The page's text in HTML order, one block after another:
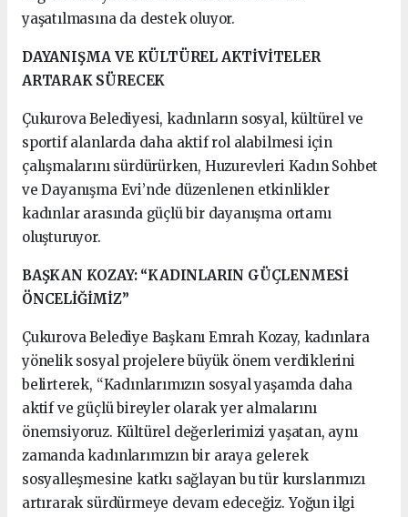
yaşatılmasına da destek oluyor.
DAYANIŞMA VE KÜLTÜREL AKTİVİTELER
ARTARAK SÜRECEK
Çukurova Belediyesi, kadınların sosyal, kültürel ve
sportif alanlarda daha aktif rol alabilmesi için
çalışmalarını sürdürürken, Huzurevleri Kadın Sohbet
ve Dayanışma Evi’nde düzenlenen etkinlikler
kadınlar arasında güçlü bir dayanışma ortamı
oluşturuyor.
BAŞKAN KOZAY: “KADINLARIN GÜÇLENMESİ
ÖNCELİĞİMİZ”
Çukurova Belediye Başkanı Emrah Kozay, kadınlara
yönelik sosyal projelere büyük önem verdiklerini
belirterek, “Kadınlarımızın sosyal yaşamda daha
aktif ve güçlü bireyler olarak yer almalarını
önemsiyoruz. Kültürel değerlerimizi yaşatan, aynı
zamanda kadınlarımızın bir araya gelerek
sosyalleşmesine katkı sağlayan bu tür kurslarımızı
artırarak sürdürmeye devam edeceğiz. Yoğun ilgi